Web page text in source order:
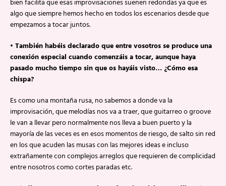
bien facilita que esas improvisaciones suenen redondas ya que es
algo que siempre hemos hecho en todos los escenarios desde que
empezamos a tocar juntos.
• También habéis declarado que entre vosotros se produce una
conexión especial cuando comenzáis a tocar, aunque haya
pasado mucho tiempo sin que os hayáis visto… ¿Cómo esa
chispa?
Es como una montaña rusa, no sabemos a donde va la
improvisación, que melodías nos va a traer, que guitarreo o groove
le van a llevar pero normalmente nos lleva a buen puerto y la
mayoría de las veces es en esos momentos de riesgo, de salto sin red
en los que acuden las musas con las mejores ideas e incluso
extrañamente con complejos arreglos que requieren de complicidad
entre nosotros como cortes paradas etc.